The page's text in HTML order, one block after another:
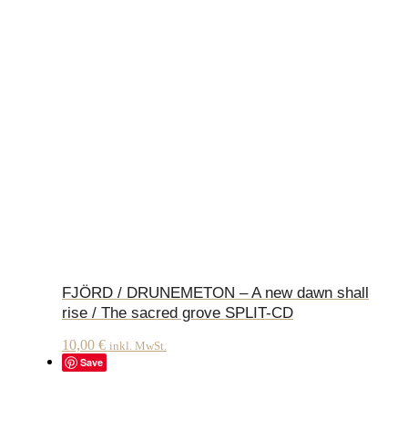
FJÖRD / DRUNEMETON – A new dawn shall
rise / The sacred grove SPLIT-CD
10,00 € inkl. MwSt.
Save